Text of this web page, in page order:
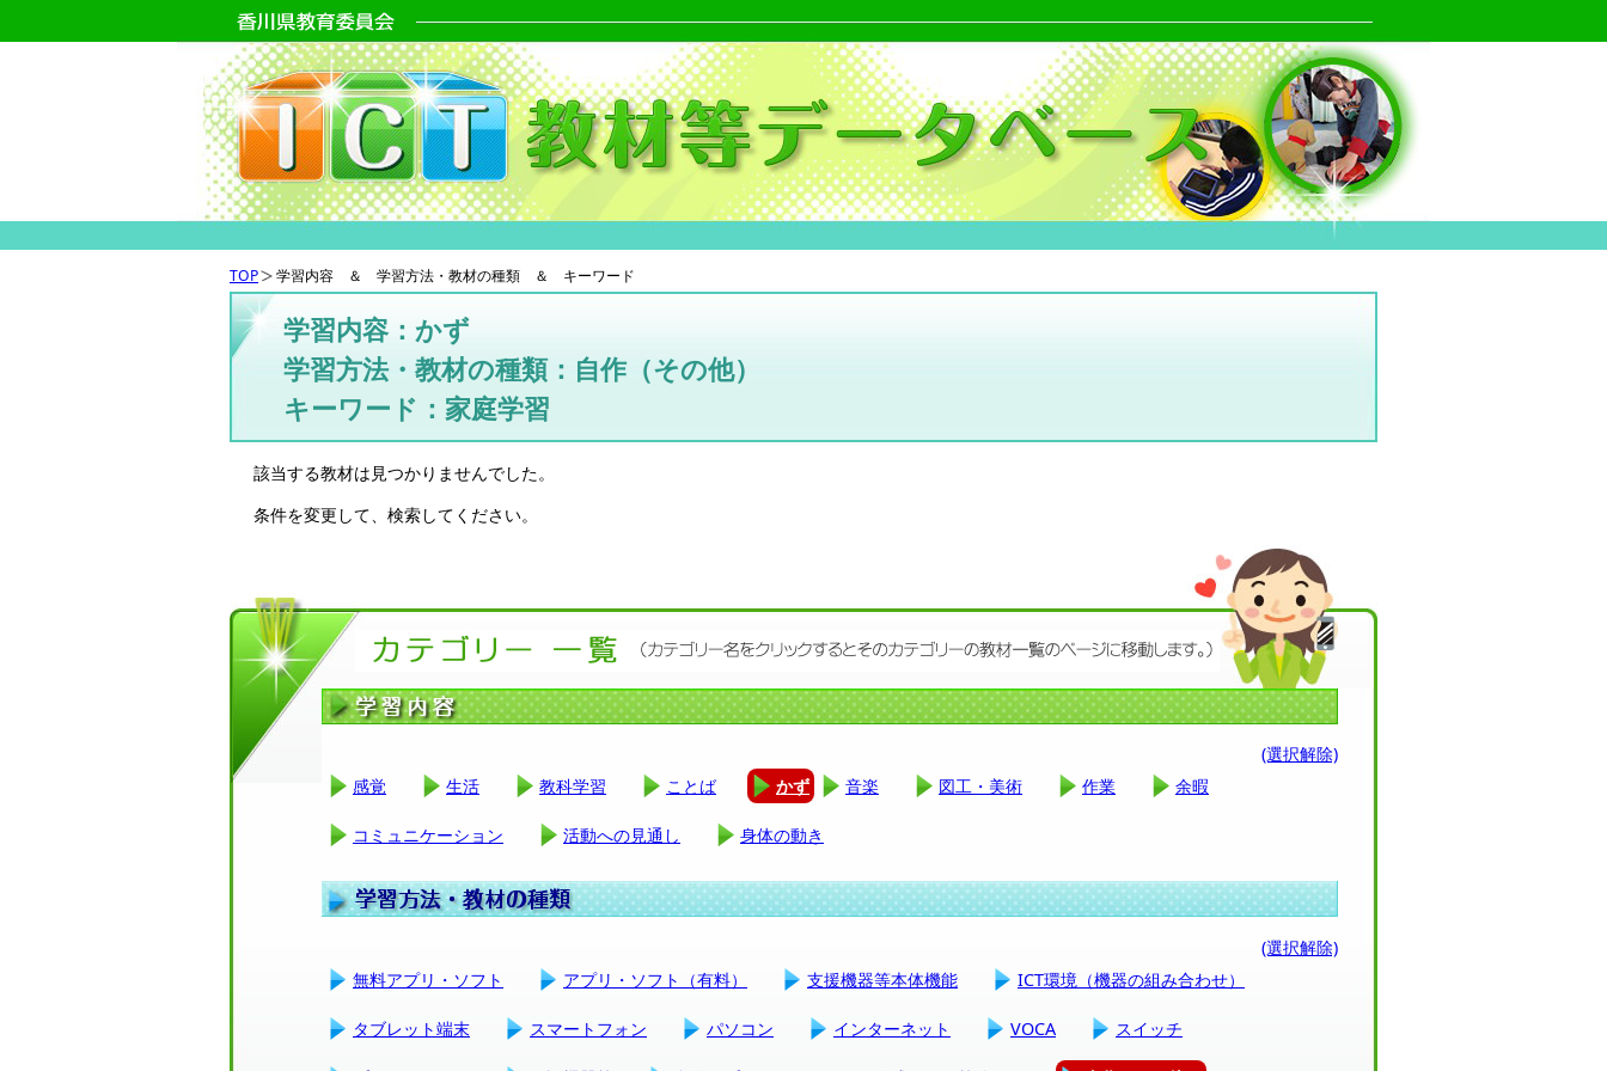
TOP 学習内容 ＆ 学習方法・教材の種類 ＆ キーワード
学習内容：かず
学習方法・教材の種類：自作（その他）
キーワード：家庭学習
該当する教材は見つかりませんでした。
条件を変更して、検索してください。
(選択解除)
感覚
生活 教科学習 ことば かず 音楽 図工・美術 作業 余暇
コミュニケーション 活動への見通し 身体の動き
(選択解除)
無料アプリ・ソフト
アプリ・ソフト（有料） 支援機器等本体機能 ICT環境（機器の組み合わせ）
タブレット端末 スマートフォン パソコン インターネット VOCA スイッチ